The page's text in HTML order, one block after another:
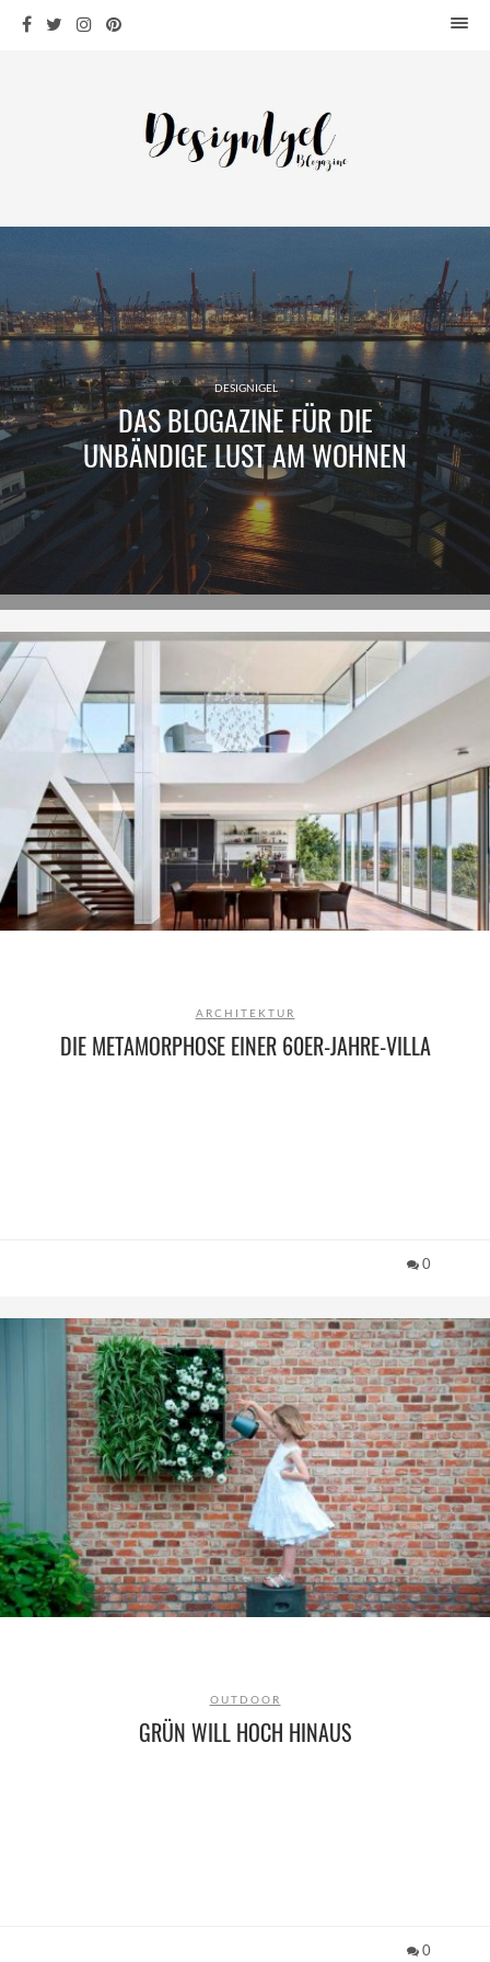
WOHNEN
KÜCHE
KINDERKRAM
DEKO
OUTDOOR
ARCHITEKTUR
ÜBER MICH
KONTAKT
DESIGNIGEL
DAS BLOGAZINE FÜR DIE
UNBÄNDIGE LUST AM WOHNEN
ARCHITEKTUR
DIE METAMORPHOSE EINER 60ER-JAHRE-VILLA
0
OUTDOOR
GRÜN WILL HOCH HINAUS
0